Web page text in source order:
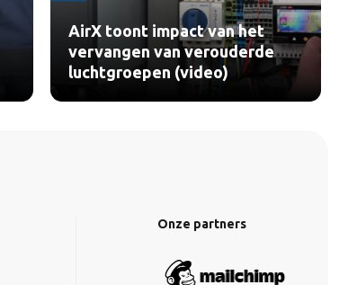
AirX toont impact van het
vervangen van verouderde
luchtgroepen (video)
Onze partners